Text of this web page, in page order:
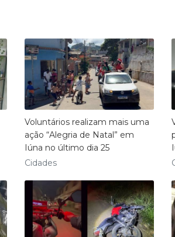
Voluntários realizam mais uma
ação “Alegria de Natal” em
Iúna no último dia 25
Cidades